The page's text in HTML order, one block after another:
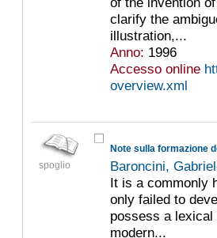
clarify the
illustration,...
Anno: 1996
Accesso online
overview.xml
spoglio
Note sulla formazione
Baroncini,
It is a commonly
only failed to
possess a lexical
modern...